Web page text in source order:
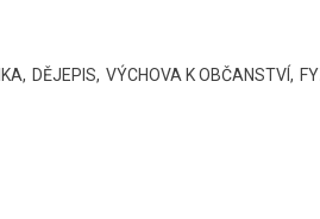
DĚJEPIS VÝCHOVA K OBČANSTVÍ